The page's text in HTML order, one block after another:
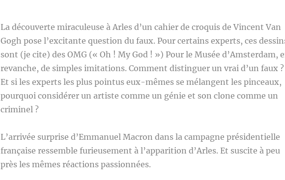
La découverte miraculeuse à Arles d’un cahier de croquis de Vincent Van
Gogh pose l’excitante question du faux. Pour certains experts, ces
sont (je cite) des OMG (« Oh ! My God ! ») Pour le Musée d’Amsterdam,
revanche, de simples imitations. Comment distinguer un vrai d’un faux ?
Et si les experts les plus pointus eux-mêmes se mélangent les pinceaux,
pourquoi considérer un artiste comme un génie et son clone comme un
criminel ?
L’arrivée surprise d’Emmanuel Macron dans la campagne présidentielle
française ressemble furieusement à l’apparition d’Arles. Et suscite à peu
près les mêmes réactions passionnées.